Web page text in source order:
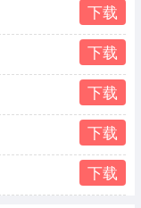
下载
下载
下载
下载
下载